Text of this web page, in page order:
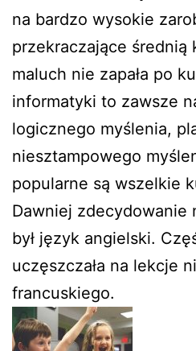
na bardzo wysokie
przekraczające średnią
maluch nie zapała po
informatyki to zawsze
logicznego myślenia,
niesztampowego
popularne są wszelkie
Dawniej zdecydowanie
był język angielski.
uczęszczała na lekcje
francuskiego.